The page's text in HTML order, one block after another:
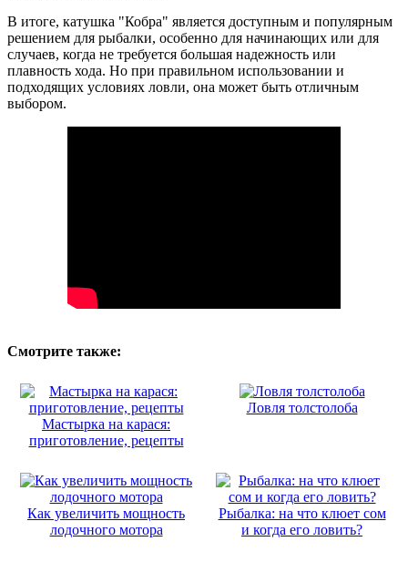
В итоге, катушка "Кобра" является доступным и популярным
решением для рыбалки, особенно для начинающих или для
случаев, когда не требуется большая надежность или
плавность хода. Но при правильном использовании и
подходящих условиях ловли, она может быть отличным
выбором.
Смотрите также:
Мастырка на карася:
приготовление, рецепты
Ловля толстолоба
Как увеличить мощность
лодочного мотора
Рыбалка: на что клюет сом
и когда его ловить?